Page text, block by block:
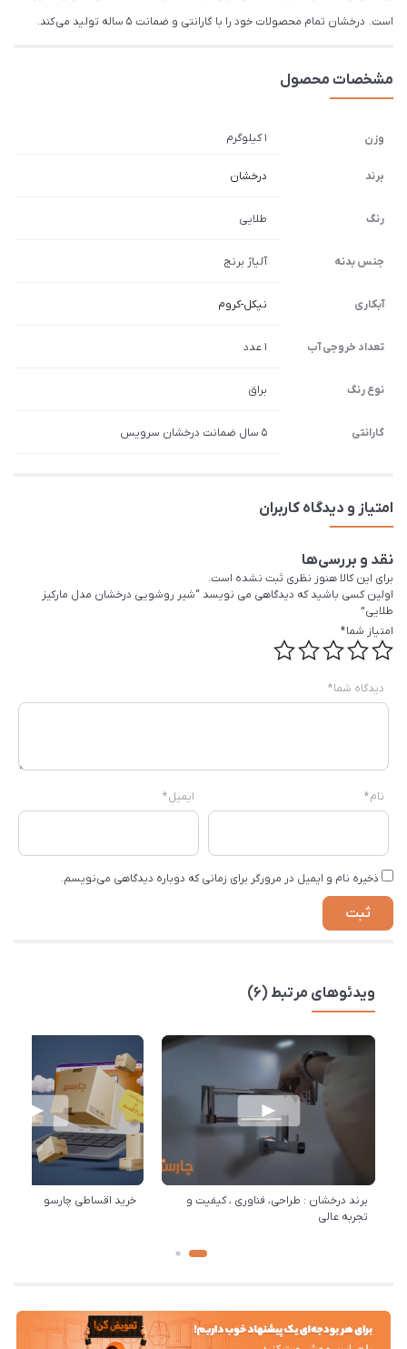
است. درخشان تمام محصولات خود را با گارانتی و ضمانت 5 ساله تولید می کند.
مشخصات محصول
وزن 1 کیلوگرم
برند درخشان
رنگ طلایی
جنس بدنه آلیاژ برنج
آبکاری نیکل-کروم
تعداد خروجی آب 1 عدد
نوع رنگ براق
گارانتی 5 سال ضمانت درخشان سرویس
امتیاز و دیدگاه کاربران
نقد و بررسی‌ها
برای این کالا هنوز نظری ثبت نشده است.
اولین کسی باشید که دیدگاهی می نویسد “شیر روشویی درخشان مدل مارکیز
طلایی”
امتیاز شما*
دیدگاه شما*
نام* ایمیل*
ذخیره نام و ایمیل در مرورگر برای زمانی که دوباره دیدگاهی می‌نویسم.
ویدئوهای مرتبط (6)
برند درخشان : طراحی، فناوری ، کیفیت و
تجربه عالی
خرید اقساطی چارسو